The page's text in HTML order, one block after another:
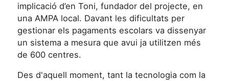
implicació d’en Toni, fundador del projecte, en
una AMPA local. Davant les dificultats per
gestionar els pagaments escolars va dissenyar
un sistema a mesura que avui ja utilitzen més
de 600 centres.
Des d'aquell moment, tant la tecnologia com la